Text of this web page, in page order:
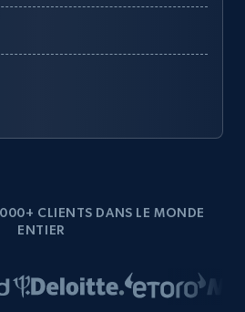
CLIENTS DANS LE MONDE
ENTIER